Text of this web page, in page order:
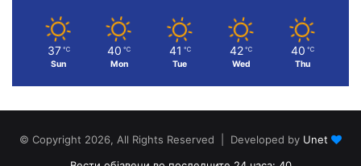
37 ℃
Sun
40 ℃
Mon
41 ℃
Tue
42 ℃
Wed
40 ℃
Thu
© Copyright 2026, All Rights Reserved | Developed by Unet